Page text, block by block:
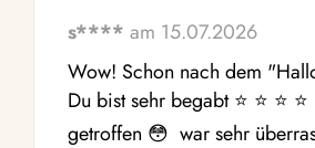
s**** am 15.07.2026
Wow! Schon nach dem
Du bist sehr begabt ⭐ ️⭐ ️⭐
getroffen 😳  war sehr